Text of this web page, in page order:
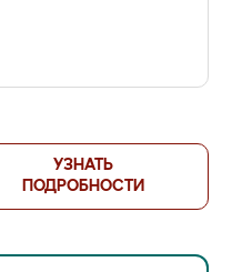
УЗНАТЬ
ПОДРОБНОСТИ